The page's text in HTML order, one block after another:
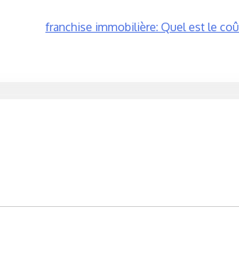
franchise immobilière: Quel est le